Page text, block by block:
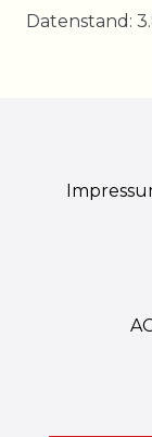
Datenstand: